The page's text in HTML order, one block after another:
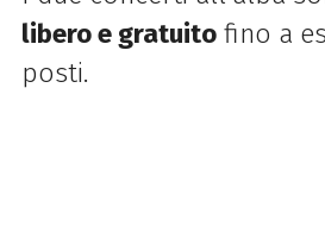
libero e gratuitofino a
posti.